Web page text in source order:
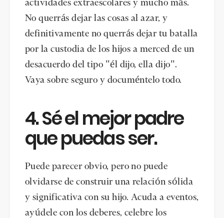
actividades extraescolares y mucho más.
No querrás dejar las cosas al azar, y
definitivamente no querrás dejar tu batalla
por la custodia de los hijos a merced de un
desacuerdo del tipo "él dijo, ella dijo".
Vaya sobre seguro y documéntelo todo.
4. Sé el mejor padre
que puedas ser.
Puede parecer obvio, pero no puede
olvidarse de construir una relación sólida
y significativa con su hijo. Acuda a eventos,
ayúdele con los deberes, celebre los